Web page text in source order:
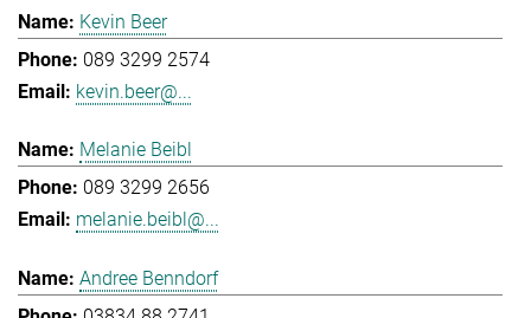
Kevin Beer
089 3299 2574
kevin.beer@...
Melanie Beibl
089 3299 2656
melanie.beibl@...
Andree Benndorf